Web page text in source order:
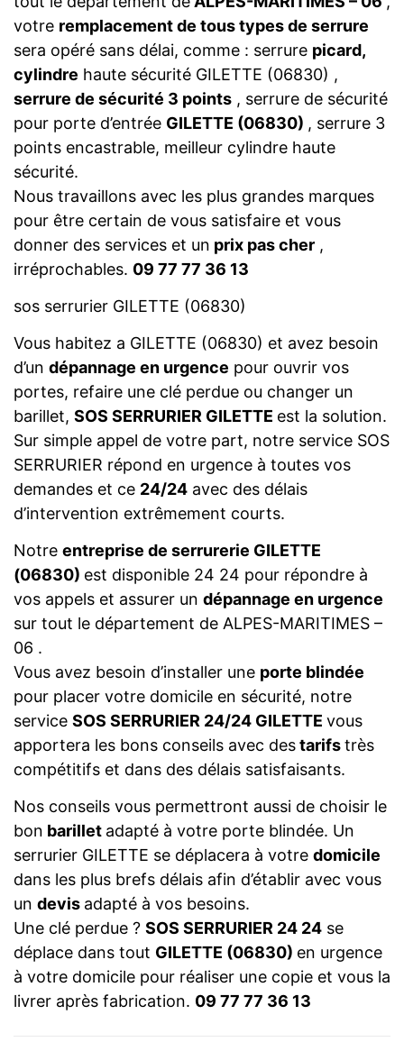
votre remplacement de tous types de serrure
sera opéré sans délai, comme : serrure picard,
cylindre haute sécurité GILETTE (06830) ,
serrure de sécurité 3 points , serrure de sécurité
pour porte d’entrée GILETTE (06830) , serrure 3
points encastrable, meilleur cylindre haute
sécurité.
Nous travaillons avec les plus grandes marques
pour être certain de vous satisfaire et vous
donner des services et un prix pas cher ,
irréprochables. 09 77 77 36 13
sos serrurier GILETTE (06830)
Vous habitez a GILETTE (06830) et avez besoin
d’un dépannage en urgence pour ouvrir vos
portes, refaire une clé perdue ou changer un
barillet, SOS SERRURIER GILETTE est la solution.
Sur simple appel de votre part, notre service SOS
SERRURIER répond en urgence à toutes vos
demandes et ce 24/24 avec des délais
d’intervention extrêmement courts.
Notre entreprise de serrurerie GILETTE
(06830) est disponible 24 24 pour répondre à
vos appels et assurer un dépannage en urgence
sur tout le département de ALPES-MARITIMES –
06 .
Vous avez besoin d’installer une porte blindée
pour placer votre domicile en sécurité, notre
service SOS SERRURIER 24/24 GILETTE vous
apportera les bons conseils avec destarifstrès
compétitifs et dans des délais satisfaisants.
Nos conseils vous permettront aussi de choisir le
bon barillet adapté à votre porte blindée. Un
serrurier GILETTE se déplacera à votre domicile
dans les plus brefs délais afin d’établir avec vous
un devis adapté à vos besoins.
Une clé perdue ? SOS SERRURIER 24 24 se
déplace dans tout GILETTE (06830) en urgence
à votre domicile pour réaliser une copie et vous la
livrer après fabrication. 09 77 77 36 13